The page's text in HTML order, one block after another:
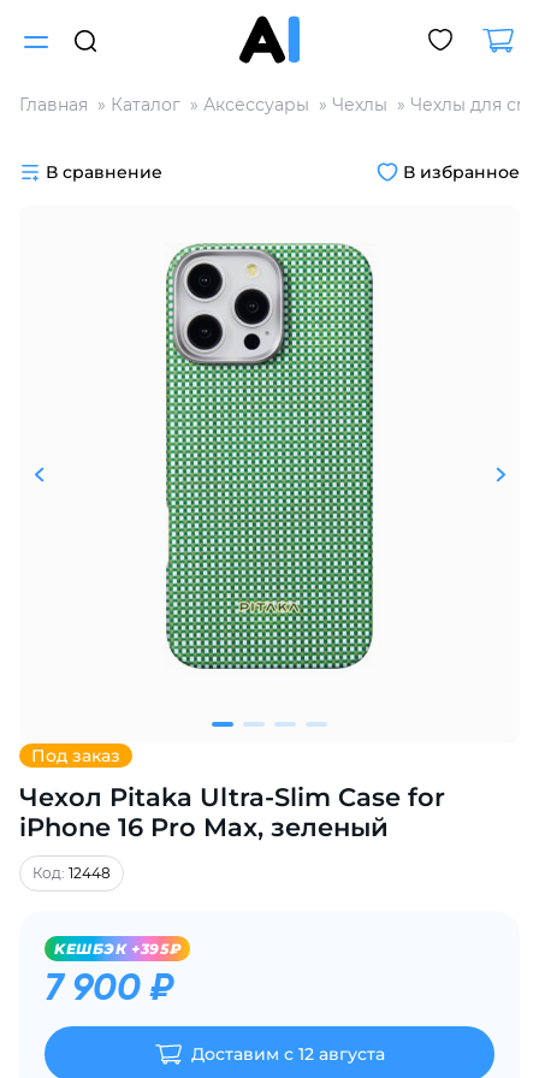
Главная Каталог Аксессуары Чехлы Чехлы для
Под заказ
Чехол Pitaka Ultra-Slim Case for
iPhone 16 Pro Max, зеленый
Код: 12448
KЕШБЭК +395₽
7 900 ₽
Доставим с 12 августа
В сравнение В избранное
Разбейте
на части
без переплат
График платежей
25
Добавляйте товары
в корзину
% картой любого банка
Получайте товар
выбранный способом
списываться
по25%каждые 2 недели
Подробнее